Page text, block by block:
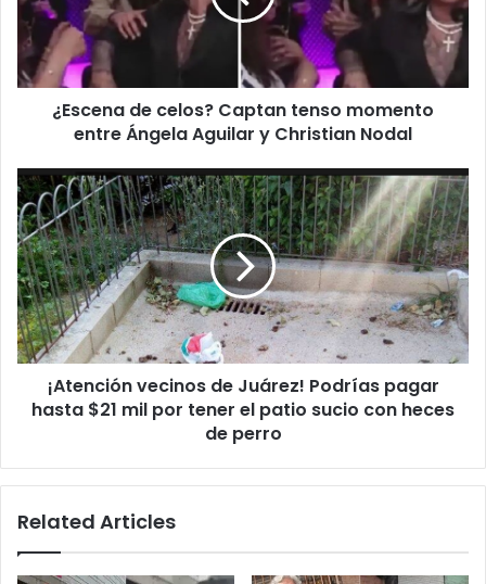
momento
entre
Ángela
Aguilar
Christian
¿Escena de celos? Captan tenso momento
entre Ángela Aguilar y Christian Nodal
¡Atención
vecinos
de
Juárez!
Podrías
pagar
hasta
$21
mil
tener
sucio
heces
¡Atención vecinos de Juárez! Podrías pagar
hasta $21 mil por tener el patio sucio con heces
de perro
Related Articles